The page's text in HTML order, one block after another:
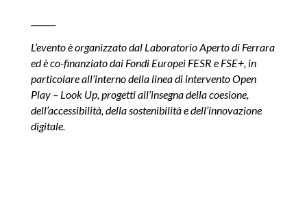
L’evento è organizzatodal Laboratorio Aperto di Ferrara
ed èco-finanziato dai Fondi Europei FESR e FSE+, in
particolare all’interno della linea di intervento Open
Play – Look Up, progetti all’insegna della coesione,
dell’accessibilità, della sostenibilità e dell’innovazione
digitale.